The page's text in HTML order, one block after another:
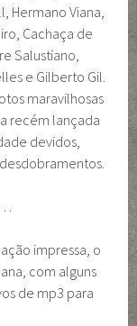
Hermano Viana,
Cachaça de
Salustiano,
e Gilberto Gil.
maravilhosas
recém lançada
devidos,
impressa, o
com alguns
de mp3 para